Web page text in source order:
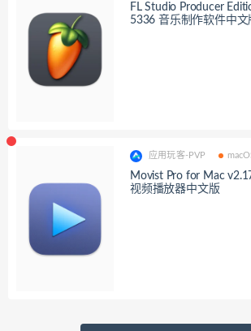
FL Studio Producer
5336 音乐制作软件中文
应用玩客-PVP
Movist Pro for Mac
视频播放器中文版